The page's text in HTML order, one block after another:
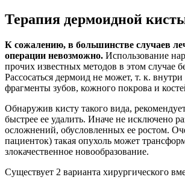
Терапия дермоидной
К сожалению, в большинстве случаев
операции невозможно. Использование
прочих известных методов в этом случае
Рассосаться дермоид не может, т. к. внутри
фрагменты зубов, кожного покрова и
Обнаружив кисту такого вида,
быстрее ее удалить. Иначе не исключено
осложнений, обусловленных ее ростом.
пациенток) такая опухоль может
злокачественное новообразование.
Существует 2 варианта хирургического